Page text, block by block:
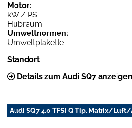
Motor:
kW / PS
Hubraum
Umweltnormen:
Umweltplakette
Standort
Details zum Audi SQ7 anzeigen
Audi SQ7 4.0 TFSI Q Tip. Matrix/